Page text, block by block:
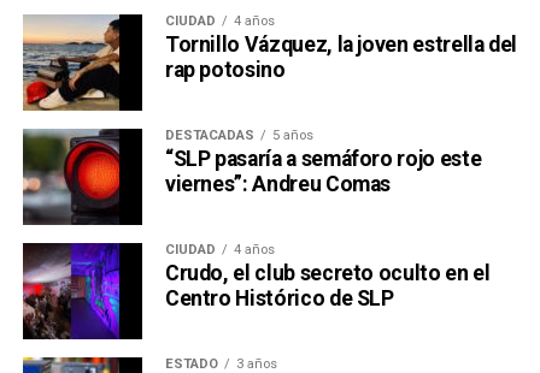
CIUDAD 4 años
Tornillo Vázquez, la joven estrella del
rap potosino
DESTACADAS 5 años
“SLP pasaría a semáforo rojo este
viernes”: Andreu Comas
CIUDAD 4 años
Crudo, el club secreto oculto en el
Centro Histórico de SLP
ESTADO 3 años